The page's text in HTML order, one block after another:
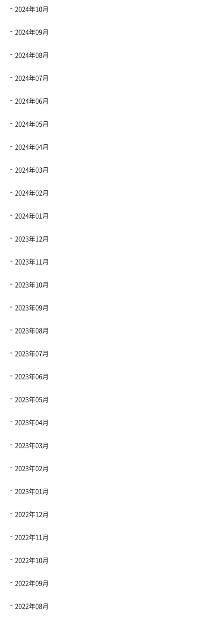
2024年10月
2024年09月
2024年08月
2024年07月
2024年06月
2024年05月
2024年04月
2024年03月
2024年02月
2024年01月
2023年12月
2023年11月
2023年10月
2023年09月
2023年08月
2023年07月
2023年06月
2023年05月
2023年04月
2023年03月
2023年02月
2023年01月
2022年12月
2022年11月
2022年10月
2022年09月
2022年08月